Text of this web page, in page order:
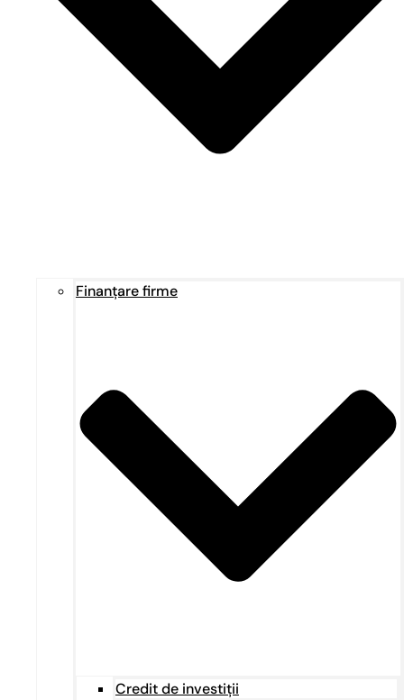
Finanțare firme
Credit de investiții